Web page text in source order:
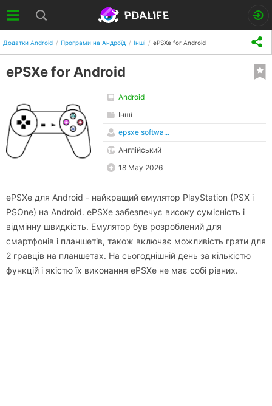
Додатки Android Програми на Андроїд Інші ePSXe for Android
ePSXe for Android
Android
Інші
epsxe softwa...
Англійський
18 May 2026
ePSXe для Android - найкращий емулятор PlayStation (PSX і
PSOne) на Android. ePSXe забезпечує високу сумісність і
відмінну швидкість. Емулятор був розроблений для
смартфонів і планшетів, також включає можливість грати для
2 гравців на планшетах. На сьогоднішній день за кількістю
функцій і якістю їх виконання ePSXe не має собі рівних.